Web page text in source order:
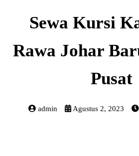
Sewa Kursi
Rawa Johar
Pusat
admin Agustus 2, 2023